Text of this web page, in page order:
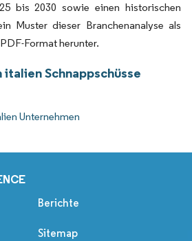
bis 2030 sowie einen historischen
Muster dieser Branchenanalyse als
Format herunter.
Schnappschüsse
Unternehmen
Berichte
Sitemap